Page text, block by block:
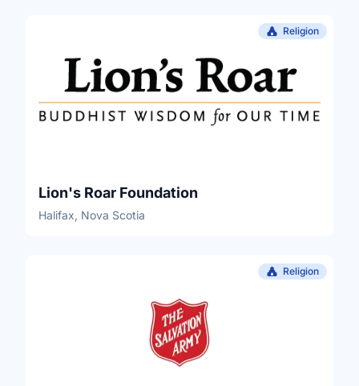
Religion
Lion's Roar Foundation
Halifax, Nova Scotia
Religion